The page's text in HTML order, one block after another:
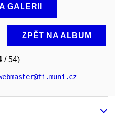
GALERII
ZPĚT NA ALBUM
/ 54)
@fi.muni.cz